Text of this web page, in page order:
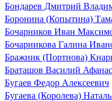
Бондарев Дмитрий
Боронина (Копытина)
Бочарников Иван
Бочарникова Галина
Бражник (Портнова)
Браташов Василий
Бугаев Федор Алексеевич
Бугаева (Королева)